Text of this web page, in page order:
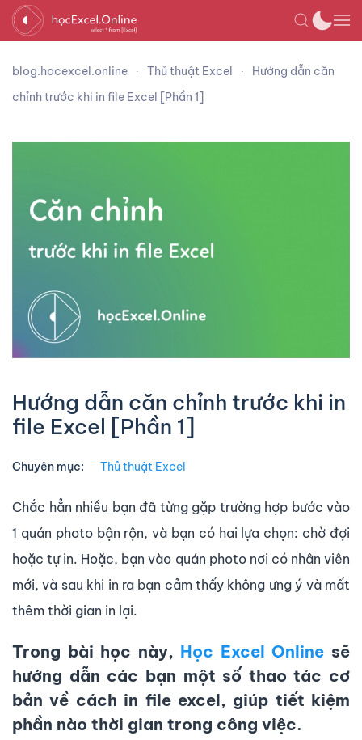
blog.hocexcel.online Thủ thuật Excel
Hướng dẫn căn
chỉnh trước khi in file Excel [Phần 1]
Hướng dẫn căn chỉnh trước khi in
file Excel [Phần 1]
Chuyên mục: Thủ thuật Excel
Chắc hẳn nhiều bạn đã từng gặp trường hợp bước vào
1 quán photo bận rộn, và bạn có hai lựa chọn: chờ đợi
hoặc tự in. Hoặc, bạn vào quán photo nơi có nhân viên
mới, và sau khi in ra bạn cảm thấy không ưng ý và mất
thêm thời gian in lại.
Trong bài học này, Học Excel Online sẽ
hướng dẫn các bạn một số thao tác cơ
bản về cách in file excel, giúp tiết kiệm
phần nào thời gian trong công việc.